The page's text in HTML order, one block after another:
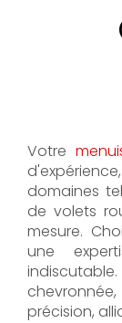
Votre
domaines
de volets
mesure.
une
précision,